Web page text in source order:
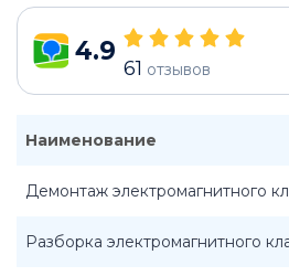
4.9
61 отзывов
Наименование
Демонтаж электромагнитного
Разборка электромагнитного